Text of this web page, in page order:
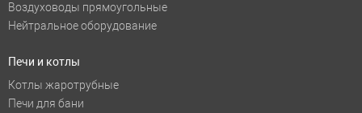
Воздуховоды прямоугольные
Нейтральное оборудование
Печи и котлы
Котлы жаротрубные
Печи для бани